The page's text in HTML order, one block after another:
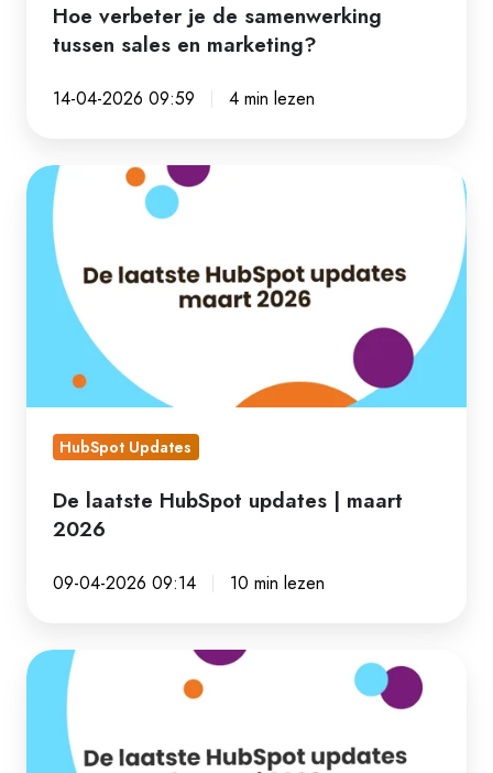
Hoe verbeter je de samenwerking
tussen sales en marketing?
14-04-2026 09:59 4 min lezen
De
laatste
HubSpot
updates
HubSpot Updates
De laatste HubSpot updates | maart
2026
09-04-2026 09:14 10 min lezen
De
laatste
HubSpot
updates